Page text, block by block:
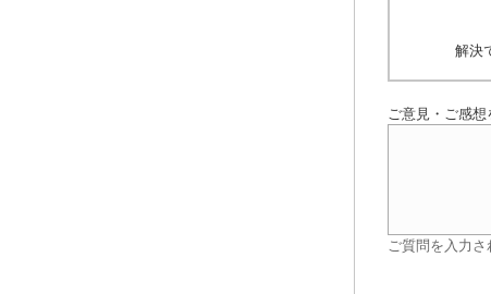
解決
ご意見・ご感
ご質問を入力